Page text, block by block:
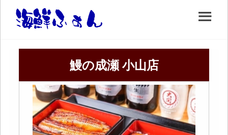
鰻の成瀬 小山店